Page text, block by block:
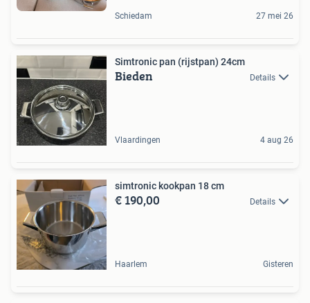
Schiedam 27 mei 26
Simtronic pan (rijstpan) 24cm
Bieden Details
Vlaardingen 4 aug 26
simtronic kookpan 18 cm
€ 190,00 Details
Haarlem Gisteren